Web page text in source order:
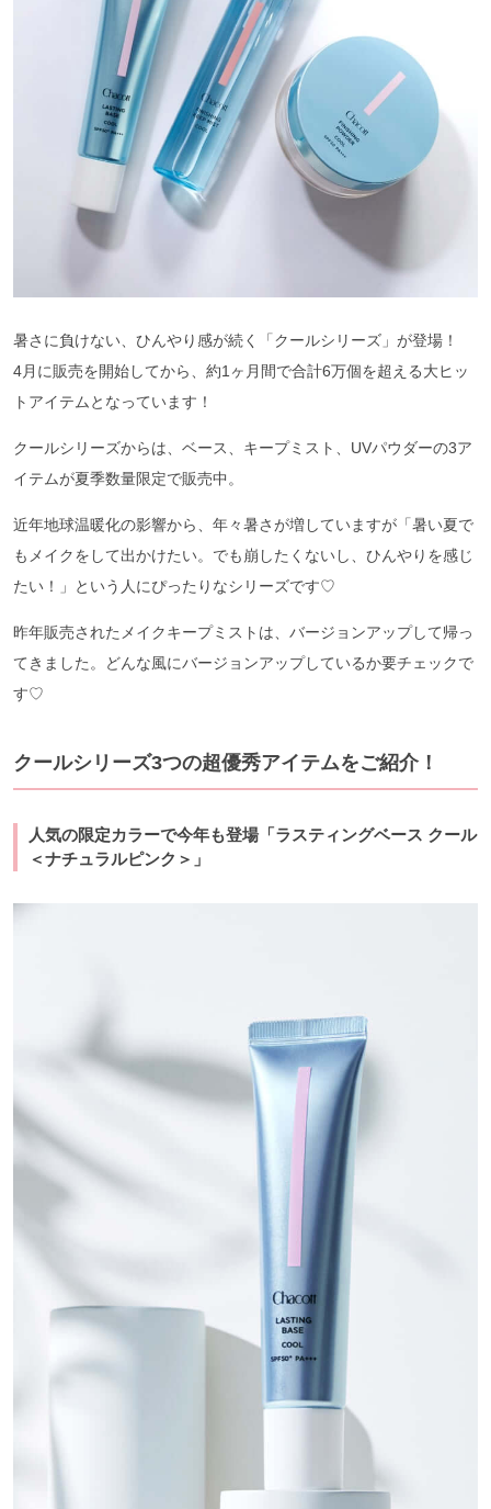
暑さに負けない、ひんやり感が続く「クールシリーズ」が登場！
4月に販売を開始してから、約1ヶ月間で合計6万個を超える大ヒッ
トアイテムとなっています！
クールシリーズからは、ベース、キープミスト、UVパウダーの3ア
イテムが夏季数量限定で販売中。
近年地球温暖化の影響から、年々暑さが増していますが「暑い夏で
もメイクをして出かけたい。でも崩したくないし、ひんやりを感じ
たい！」という人にぴったりなシリーズです♡
昨年販売されたメイクキープミストは、バージョンアップして帰っ
てきました。どんな風にバージョンアップしているか要チェックで
す♡
クールシリーズ3つの超優秀アイテムをご紹介！
人気の限定カラーで今年も登場「ラスティングベース クール
＜ナチュラルピンク＞」